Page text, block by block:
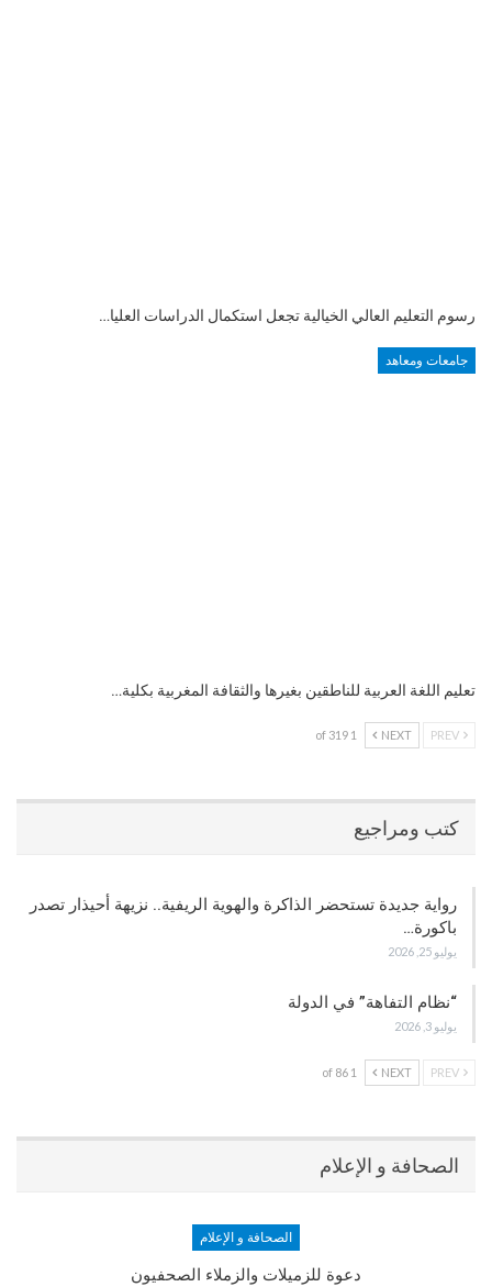
رسوم التعليم العالي الخيالية تجعل استكمال الدراسات العليا…
جامعات ومعاهد
تعليم اللغة العربية للناطقين بغيرها والثقافة المغربية بكلية…
NEXT
1 of 319
كتب ومراجيع
رواية جديدة تستحضر الذاكرة والهوية الريفية.. نزيهة أحيذار تصدر
باكورة…
يوليو 25, 2026
“نظام التفاهة” في الدولة
يوليو 3, 2026
NEXT
1 of 86
الصحافة و الإعلام
الصحافة و الإعلام
دعوة للزميلات والزملاء الصحفيون